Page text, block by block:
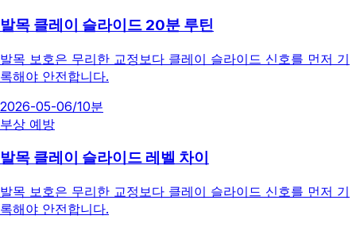
발목 클레이 슬라이드 20분 루틴
발목 보호은 무리한 교정보다 클레이 슬라이드 신호를 먼저 기
록해야 안전합니다.
2026-05-06/10분
부상 예방
발목 클레이 슬라이드 레벨 차이
발목 보호은 무리한 교정보다 클레이 슬라이드 신호를 먼저 기
록해야 안전합니다.